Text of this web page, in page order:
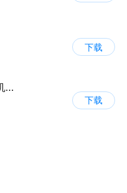
下载
省省司机-拉货司机招募
下载